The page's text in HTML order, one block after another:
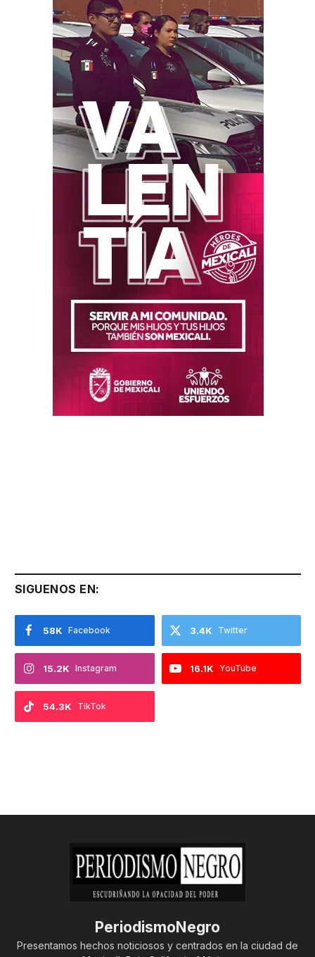
SIGUENOS EN:
Facebook
58K Twitter
3.4K
Instagram
15.2K YouTube
16.1K
TikTok
54.3K
PeriodismoNegro
Presentamos hechos noticiosos y centrados en la ciudad de